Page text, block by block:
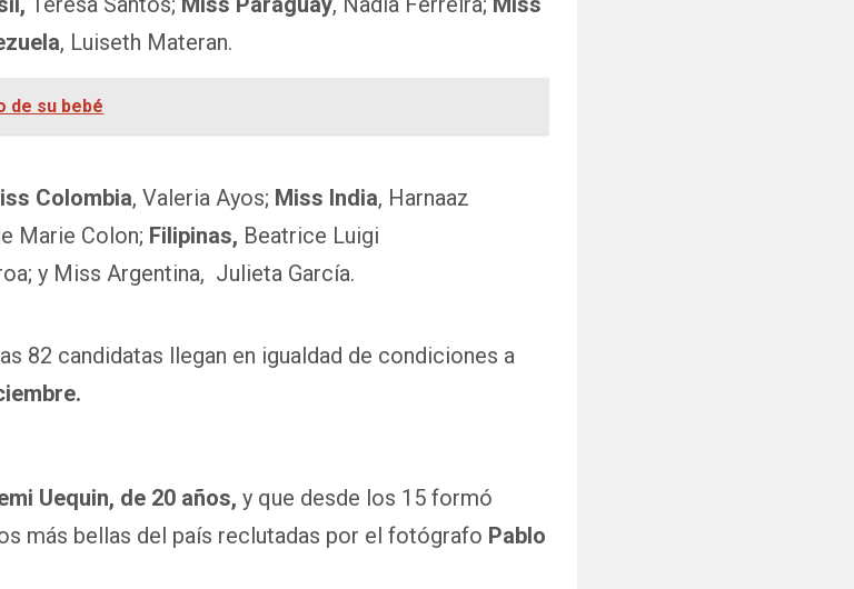
, Luiseth Materan.
de su bebé
Colombia, Valeria Ayos; Miss India, Harnaaz
Marie Colon; Filipinas, Beatrice Luigi
y Miss Argentina, Julieta García.
82 candidatas llegan en igualdad de condiciones a
Uequin, de 20 años,y que desde los 15 formó
más bellas del país reclutadas por el fotógrafo Pablo